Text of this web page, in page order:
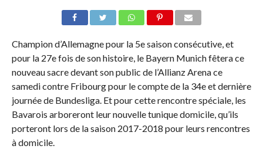
Champion d’Allemagne pour la 5e saison consécutive, et
pour la 27e fois de son histoire, le Bayern Munich fêtera ce
nouveau sacre devant son public de l’Allianz Arena ce
samedi contre Fribourg pour le compte de la 34e et dernière
journée de Bundesliga. Et pour cette rencontre spéciale, les
Bavarois arboreront leur nouvelle tunique domicile, qu’ils
porteront lors de la saison 2017-2018 pour leurs rencontres
à domicile.